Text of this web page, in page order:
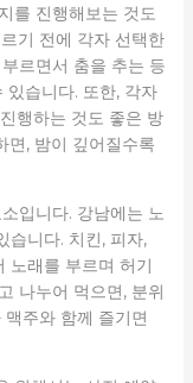
를 진행해보는 것도
기 전에 각자 선택한
르면서 춤을 추는 등
습니다. 또한, 각자
행하는 것도 좋은 방
면, 밤이 깊어질수록
입니다. 강남에는 노
습니다. 치킨, 피자,
노래를 부르며 허기
나누어 먹으면, 분위
주와 함께 즐기면